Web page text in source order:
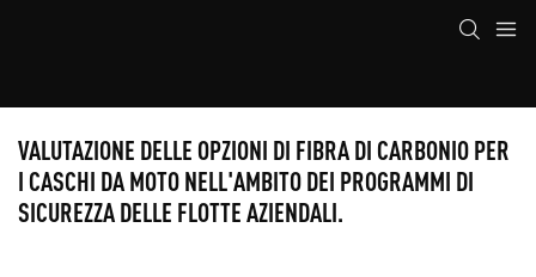
VALUTAZIONE DELLE OPZIONI DI FIBRA DI CARBONIO PER
I CASCHI DA MOTO NELL'AMBITO DEI PROGRAMMI DI
SICUREZZA DELLE FLOTTE AZIENDALI.